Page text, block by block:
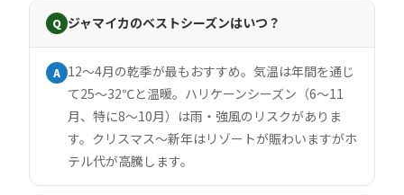
Q ジャマイカのベストシーズンはいつ？
A 12〜4月の乾季が最もおすすめ。気温は年間を通じ
て25〜32℃と温暖。ハリケーンシーズン（6〜11
月、特に8〜10月）は雨・強風のリスクがありま
す。クリスマス〜新年はリゾートが賑わいますがホ
テル代が高騰します。